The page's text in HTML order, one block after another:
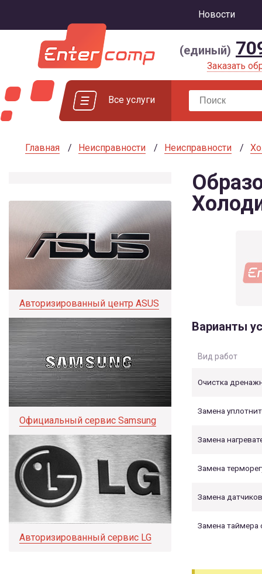
Новости
(единый)
Заказать
Все услуги
Главная Неисправности Неисправности
Авторизированный центр ASUS
Официальный сервис Samsung
Авторизированный сервис LG
Варианты
Вид работ
Очистка
Замена
Замена
Замена
Замена
Замена таймера